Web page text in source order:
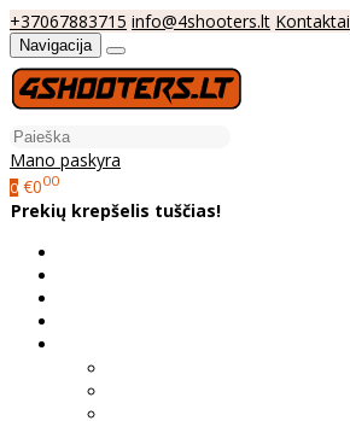
+37067883715 info@4shooters.lt Kontaktai
Navigacija
Mano paskyra
0 €000
Prekių krepšelis tuščias!